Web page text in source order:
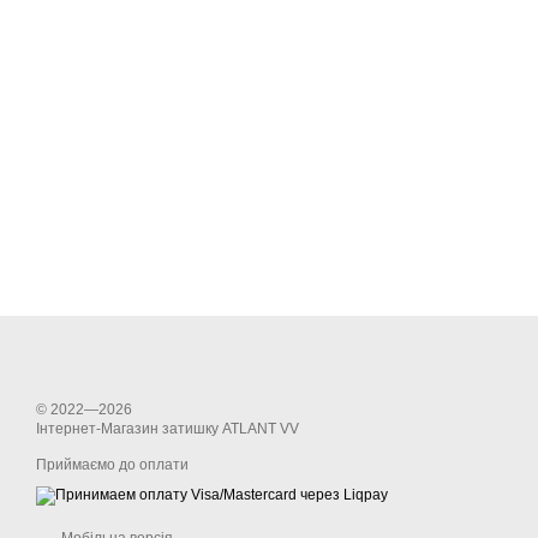
© 2022—2026
Інтернет-Магазин затишку ATLANT VV
Приймаємо до оплати